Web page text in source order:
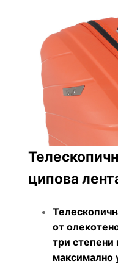
ципова
от
три степени
максимално